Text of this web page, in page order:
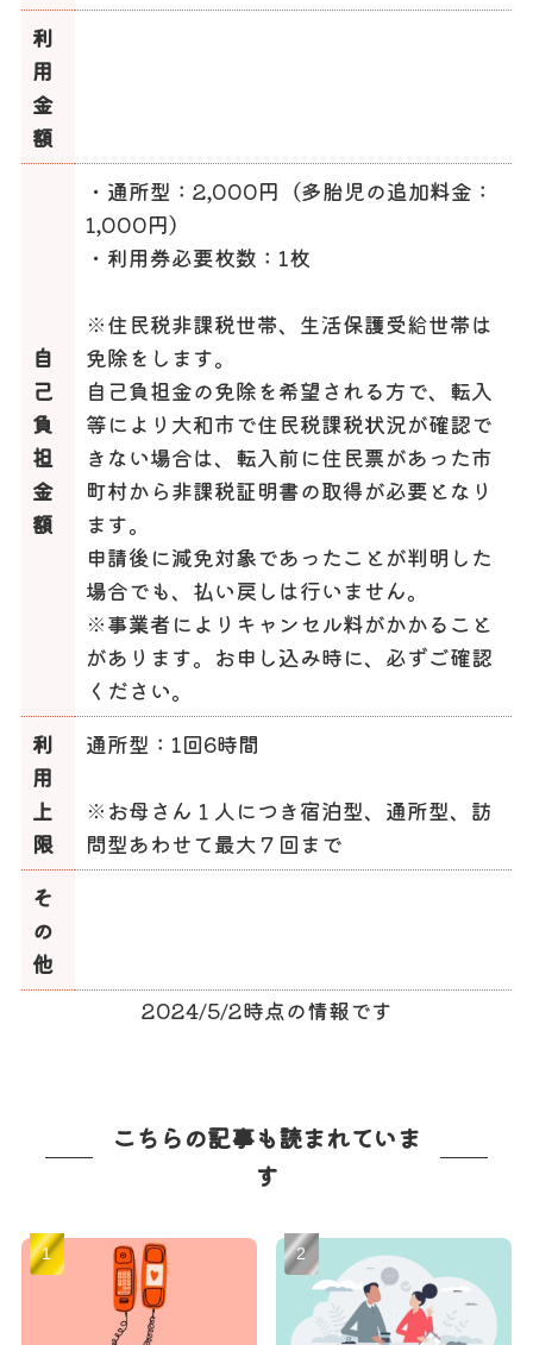
利
用
金
額
自
己
負
担
金
額
・通所型：2,000円（多胎児の追加料金：
1,000円）
・利用券必要枚数：1枚
※住民税非課税世帯、生活保護受給世帯は
免除をします。
自己負担金の免除を希望される方で、転入
等により大和市で住民税課税状況が確認で
きない場合は、転入前に住民票があった市
町村から非課税証明書の取得が必要となり
ます。
申請後に減免対象であったことが判明した
場合でも、払い戻しは行いません。
※事業者によりキャンセル料がかかること
があります。お申し込み時に、必ずご確認
ください。
利
用
上
限
通所型：1回6時間
※お母さん１人につき宿泊型、通所型、訪
問型あわせて最大７回まで
そ
の
他
2024/5/2時点の情報です
こちらの記事も読まれていま
す